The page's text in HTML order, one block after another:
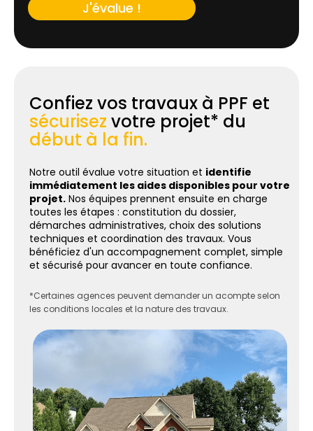
J'évalue !
Confiez vos travaux à PPF et
sécurisez votre projet* du
début à la fin.
Notre outil évalue votre situation et identifie
immédiatement les aides disponibles pour votre
projet. Nos équipes prennent ensuite en charge
toutes les étapes : constitution du dossier,
démarches administratives, choix des solutions
techniques et coordination des travaux. Vous
bénéficiez d'un accompagnement complet, simple
et sécurisé pour avancer en toute confiance.
*Certaines agences peuvent demander un acompte selon
les conditions locales et la nature des travaux.